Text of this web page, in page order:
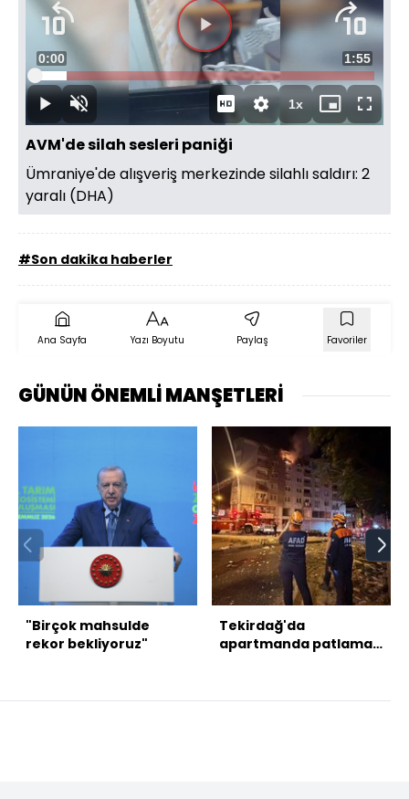
Videoyu
Oynat
OynatSesi
Aç
Süre
0:00 Toplam
Süre
1:55
Yüklendi:
9.38%
1xOynatma
Hızı
Mini
oynatıcı
Tam
Ekran
AVM'de silah sesleri paniği
Ümraniye'de alışveriş merkezinde silahlı saldırı: 2
yaralı (DHA)
#Son dakika haberler
Ana Sayfa Yazı Boyutu Paylaş Favoriler
GÜNÜN ÖNEMLİ MANŞETLERİ
"Birçok mahsulde
rekor bekliyoruz"
Tekirdağ'da
apartmanda patlama: